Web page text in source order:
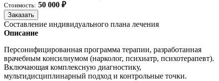
Стоимость: 50 000 ₽
Заказать
Составление индивидуального плана лечения
Описание
Персонифицированная программа терапии, разработанная
врачебным консилиумом (нарколог, психиатр, психотерапевт).
Включающая комплексную диагностику,
мультидисциплинарный подход и контрольные точки.